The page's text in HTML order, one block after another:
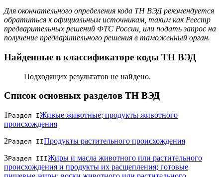
Для окончательного определения кода ТН ВЭД рекомендуется
обратиться к официальным источникам, таким как Реестр
предварительных решений ФТС России, или подать запрос на
получение предварительного решения в таможенный орган.
Найденные в классификаторе коды ТН ВЭД
Подходящих результатов не найдено.
Список основных разделов ТН ВЭД
1 Раздел IЖивые животные; продукты животного
происхождения
2Раздел IIПродукты растительного происхождения
3Раздел IIIЖиры и масла животного или растительного
происхождения и продукты их расщепления; готовые